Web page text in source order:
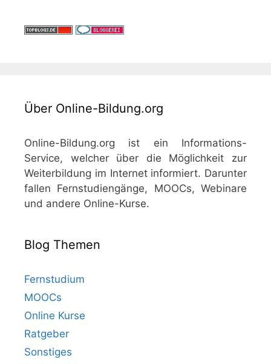
Über Online-Bildung.org
Online-Bildung.org ist ein Informations-
Service, welcher über die Möglichkeit zur
Weiterbildung im Internet informiert. Darunter
fallen Fernstudiengänge, MOOCs, Webinare
und andere Online-Kurse.
Blog Themen
Fernstudium
MOOCs
Online Kurse
Ratgeber
Sonstiges